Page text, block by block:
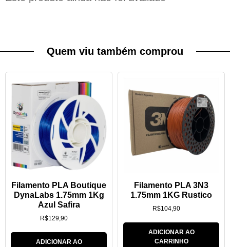
Quem viu também comprou
Filamento PLA Boutique
DynaLabs 1.75mm 1Kg
Azul Safira
R$129,90
ADICIONAR AO
Filamento PLA 3N3
1.75mm 1KG Rustico
R$104,90
ADICIONAR AO
CARRINHO